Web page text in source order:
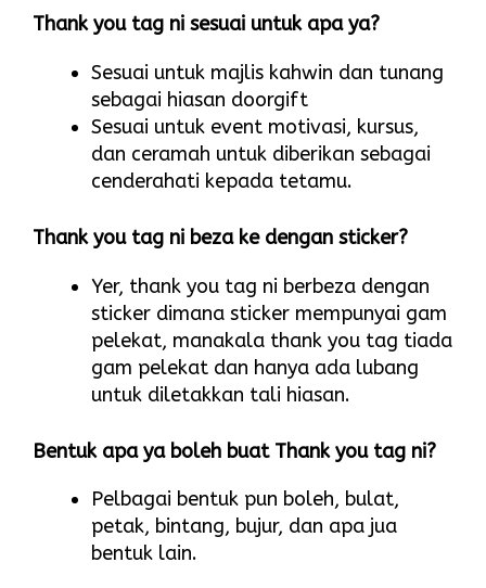
Thank you tag ni sesuai untuk apa ya?
Sesuai untuk majlis kahwin dan tunang
sebagai hiasan doorgift
Sesuai untuk event motivasi, kursus,
dan ceramah untuk diberikan sebagai
cenderahati kepada tetamu.
Thank you tag ni beza ke dengan sticker?
Yer, thank you tag ni berbeza dengan
sticker dimana sticker mempunyai gam
pelekat, manakala thank you tag tiada
gam pelekat dan hanya ada lubang
untuk diletakkan tali hiasan.
Bentuk apa ya boleh buat Thank you tag ni?
Pelbagai bentuk pun boleh, bulat,
petak, bintang, bujur, dan apa jua
bentuk lain.